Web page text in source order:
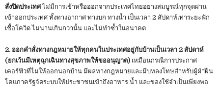
สั่งปิดประเทศไม่มีการเข้าหรือออกจากประเทศไทยอย่างสมบูรณ์ทุกจุดผ่าน
เข้าออกประเทศ ทั้งทางอากาศ ทางบก ทางน้ำ เป็นเวลา 2 สัปดาห์เท่าระยะฟัก
เชื้อโควิด ไม่นานเกินกว่านั้น และไม่ทำซ้ำในอนาคต
2. ออกคำสั่งทางกฎหมายให้ทุกคนในประเทศอยู่กับบ้านเป็นเวลา 2 สัปดาห์
(ยกเว้นมีเหตุฉุกเฉินทางสุขภาพให้ขออนุญาต) เหมือนกรณีการประกาศ
เคอร์ฟิวที่ไม่ให้ออกนอกบ้าน มีผลทางกฎหมายและมีบทลงโทษสำหรับผู้ฝ่าฝืน
โดยภาครัฐจัดระบบให้ประชาชนเข้าถึงอาหาร น้ำ และของใช้จำเป็นเพียงพอ